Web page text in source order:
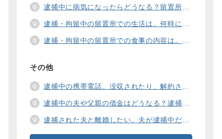
逮捕中に病気になったらどうなる？留置所の健康診断、診療、医療行為、手術は。
逮捕・拘留中の留置所での生活は。何時に起きて、何時に寝るの？部屋や食事の様子は？
逮捕・拘留中の留置所での食事の内容は。食事代は支払わないといけないの？
その他
逮捕中の携帯電話。没収されたり、解約されたり、見られたりするの？
逮捕中の夫や父親の借金はどうなる？逮捕中の借金の支払い方法は。
逮捕された夫と離婚したい。夫が逮捕中だと慰謝料は増えるの？